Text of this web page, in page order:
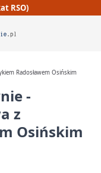
RSO)
Radosławem Osińskim
-
z
Osińskim